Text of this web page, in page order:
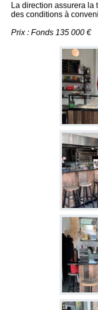
La direction assurera la
des conditions à
Prix : Fonds 135 000 €